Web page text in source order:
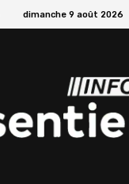
dimanche 9 août 2026